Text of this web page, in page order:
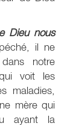
Dieu nous
il ne
notre
voit les
maladies,
mère qui
ayant la